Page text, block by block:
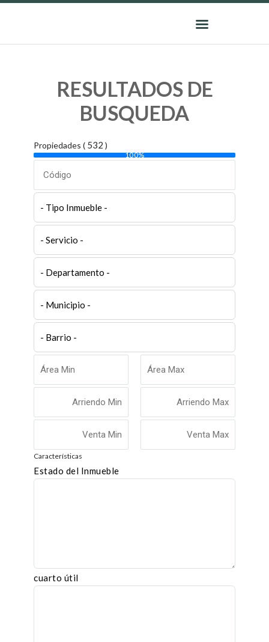
CASA INMOBILIARIA
Casa Inmobiliaria
RESULTADOS DE
BUSQUEDA
Propiedades ( 532 )
100%
Características
Estado del Inmueble
cuarto útil